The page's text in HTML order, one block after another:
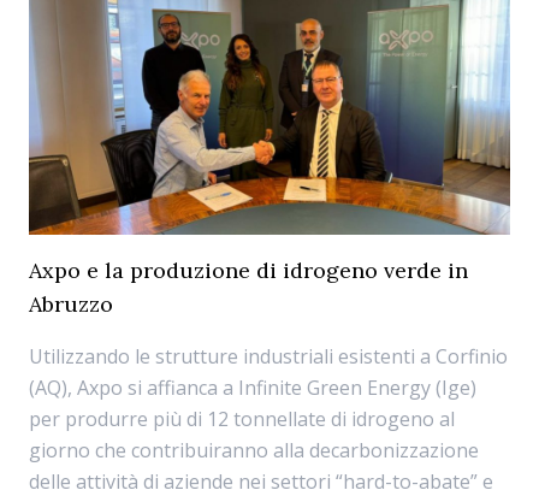
Axpo e la produzione di idrogeno verde in
Abruzzo
Utilizzando le strutture industriali esistenti a Corfinio
(AQ), Axpo si affianca a Infinite Green Energy (Ige)
per produrre più di 12 tonnellate di idrogeno al
giorno che contribuiranno alla decarbonizzazione
delle attività di aziende nei settori “hard-to-abate” e